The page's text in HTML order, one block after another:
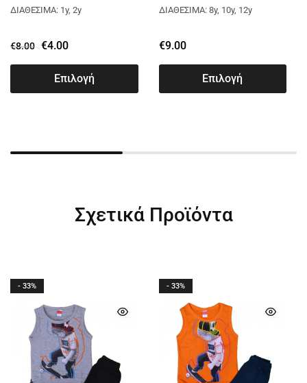
2462401
ΔΙΑΘΕΣΙΜΑ: 1y, 2y
€8.00 €4.00
Επιλογή
ΜΠΛΕ ΡΟΥΑ 2464940
ΔΙΑΘΕΣΙΜΑ: 8y, 10y, 12y
€9.00
Επιλογή
Σχετικά Προϊόντα
- 33% - 33%